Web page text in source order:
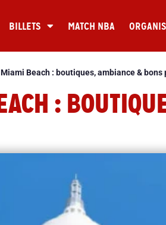
BILLETS MATCH NBA
Beach : boutiques, ambiance & bons
: